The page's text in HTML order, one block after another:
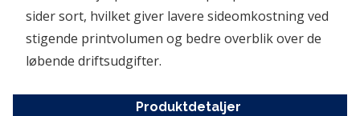
sider sort, hvilket giver lavere sideomkostning ved
stigende printvolumen og bedre overblik over de
løbende driftsudgifter.
Produktdetaljer